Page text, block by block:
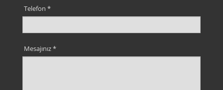
Telefon *
Mesajınız *